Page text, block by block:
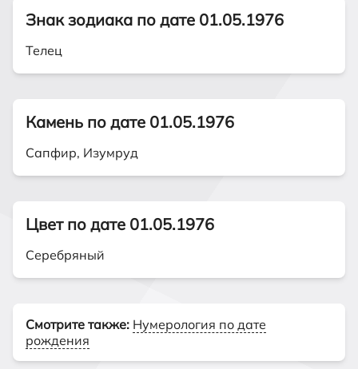
Знак зодиака по дате 01.05.1976
Телец
Камень по дате 01.05.1976
Сапфир, Изумруд
Цвет по дате 01.05.1976
Серебряный
Смотрите также: Нумерология по дате
рождения